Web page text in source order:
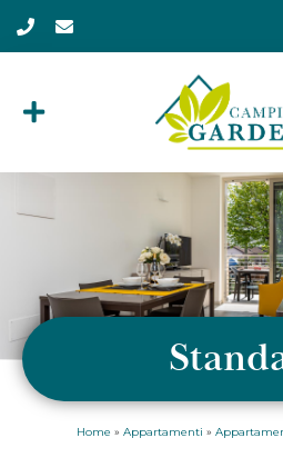
Home » Appartamenti »